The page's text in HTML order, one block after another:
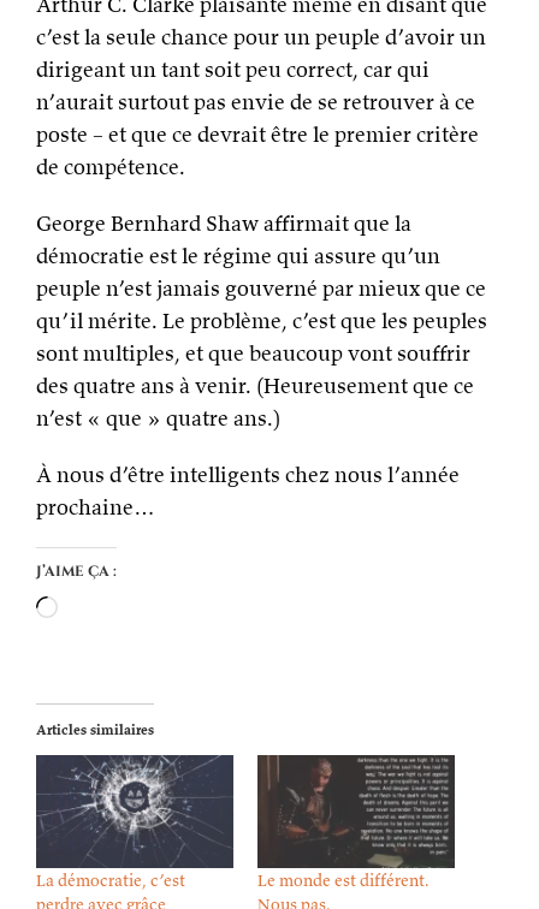
c’est la seule chance pour un peuple d’avoir un
dirigeant un tant soit peu correct, car qui
n’aurait surtout pas envie de se retrouver à ce
poste – et que ce devrait être le premier critère
de compétence.
George Bernhard Shaw affirmait que la
démocratie est le régime qui assure qu’un
peuple n’est jamais gouverné par mieux que ce
qu’il mérite. Le problème, c’est que les peuples
sont multiples, et que beaucoup vont souffrir
des quatre ans à venir. (Heureusement que ce
n’est « que » quatre ans.)
À nous d’être intelligents chez nous l’année
prochaine…
J’aime ça :
Chargement…
Articles similaires
La démocratie, c’est
perdre avec grâce
Le monde est différent.
Nous pas.